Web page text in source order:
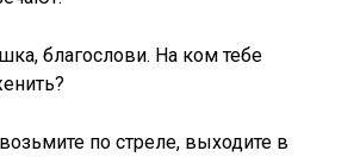
благослови. На ком тебе
по стреле, выходите в